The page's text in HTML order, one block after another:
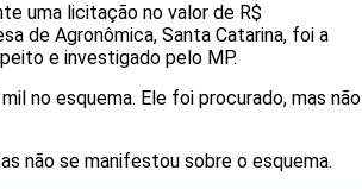
uma licitação no valor de R$
de Agronômica, Santa Catarina, foi a
e investigado pelo MP.
no esquema. Ele foi procurado, mas não
não se manifestou sobre o esquema.